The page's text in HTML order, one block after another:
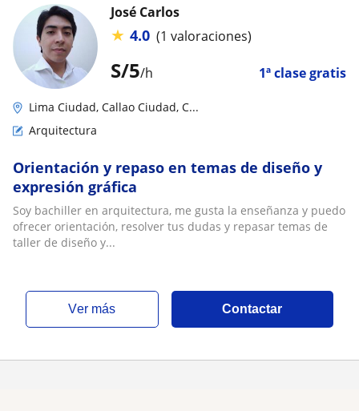
S/5/h 1ª clase gratis
José Carlos
★ 4.0 (1 valoraciones)
Lima Ciudad, Callao Ciudad, C...
Arquitectura
Orientación y repaso en temas de diseño y
expresión gráfica
Soy bachiller en arquitectura, me gusta la enseñanza y puedo
ofrecer orientación, resolver tus dudas y repasar temas de
taller de diseño y...
ver más Contactar